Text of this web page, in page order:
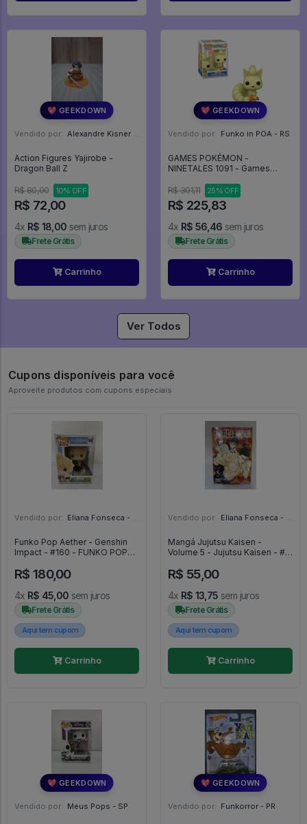
💖 GEEKDOWN
Vendido por: Alexandre Kisner - PR
Action Figures Yajirobe -
Dragon Ball Z
R$ 80,00 10% OFF
R$ 72,00
4x R$ 18,00 sem juros
Frete Grátis
Carrinho
💖 GEEKDOWN
Vendido por: Funko in POA - RS
GAMES POKÉMON -
NINETALES 1091 - Games
R$ 301,11
25% OFF
R$ 225,83
4x R$ 56,46 sem juros
Frete Grátis
Carrinho
Ver Todos
Cupons disponíveis para você
Aproveite produtos com cupons especiais
Vendido por: Eliana Fonseca - SP
Funko Pop Aether - Genshin
Impact - #160 - FUNKO POP
R$ 180,00
4x R$ 45,00 sem juros
Frete Grátis
Aqui tem cupom
Carrinho
Vendido por: Eliana Fonseca - SP
Mangá Jujutsu Kaisen -
Volume 5 - Jujutsu Kaisen - #5
R$ 55,00
4x R$ 13,75 sem juros
Frete Grátis
Aqui tem cupom
Carrinho
💖 GEEKDOWN
Vendido por: Meus Pops - SP
💖 GEEKDOWN
Vendido por: Funkorror - PR